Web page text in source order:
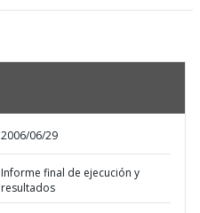
2006/06/29
Informe final de ejecución y
resultados